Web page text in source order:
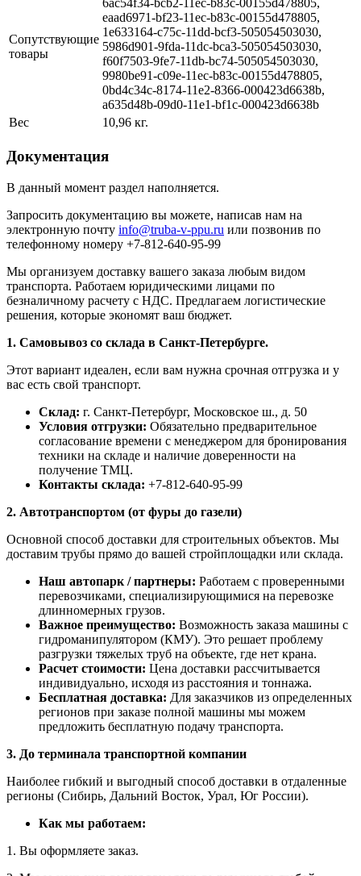
Сопутствующие
товары
6ac54f34-bcb2-11ec-b83c-00155d478805,
eaad6971-bf23-11ec-b83c-00155d478805,
1e633164-c75c-11dd-bcf3-505054503030,
5986d901-9fda-11dc-bca3-505054503030,
f60f7503-9fe7-11db-bc74-505054503030,
9980be91-c09e-11ec-b83c-00155d478805,
0bd4c34c-8174-11e2-8366-000423d6638b,
a635d48b-09d0-11e1-bf1c-000423d6638b
Вес
10,96 кг.
Документация
В данный момент раздел наполняется.
Запросить документацию вы можете, написав нам на
электронную почту info@truba-v-ppu.ru или позвонив по
телефонному номеру +7-812-640-95-99
Мы организуем доставку вашего заказа любым видом
транспорта. Работаем юридическими лицами по
безналичному расчету с НДС. Предлагаем логистические
решения, которые экономят ваш бюджет.
1. Самовывоз со склада в Санкт-Петербурге.
Этот вариант идеален, если вам нужна срочная отгрузка и у
вас есть свой транспорт.
Склад: г. Санкт-Петербург, Московское ш., д. 50
Условия отгрузки: Обязательно предварительное
согласование времени с менеджером для бронирования
техники на складе и наличие доверенности на
получение ТМЦ.
Контакты склада: +7-812-640-95-99
2. Автотранспортом (от фуры до газели)
Основной способ доставки для строительных объектов. Мы
доставим трубы прямо до вашей стройплощадки или склада.
Наш автопарк / партнеры: Работаем с проверенными
перевозчиками, специализирующимися на перевозке
длинномерных грузов.
Важное преимущество: Возможность заказа машины с
гидроманипулятором (КМУ). Это решает проблему
разгрузки тяжелых труб на объекте, где нет крана.
Расчет стоимости: Цена доставки рассчитывается
индивидуально, исходя из расстояния и тоннажа.
Бесплатная доставка: Для заказчиков из определенных
регионов при заказе полной машины мы можем
предложить бесплатную подачу транспорта.
3. До терминала транспортной компании
Наиболее гибкий и выгодный способ доставки в отдаленные
регионы (Сибирь, Дальний Восток, Урал, Юг России).
Как мы работаем:
1. Вы оформляете заказ.